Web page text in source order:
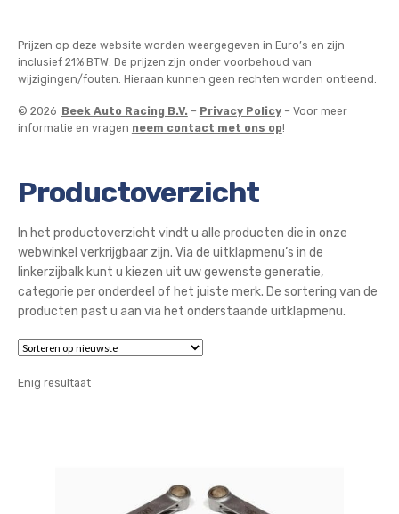
Productoverzicht
In het productoverzicht vindt u alle producten die in onze
webwinkel verkrijgbaar zijn. Via de uitklapmenu’s in de
linkerzijbalk kunt u kiezen uit uw gewenste generatie,
categorie per onderdeel of het juiste merk. De sortering van de
producten past u aan via het onderstaande uitklapmenu.
Enig resultaat
Prijzen op deze website worden weergegeven in Euro’s en zijn
inclusief 21% BTW. De prijzen zijn onder voorbehoud van
wijzigingen/fouten. Hieraan kunnen geen rechten worden ontleend.
© 2026 Beek Auto Racing B.V. – Privacy Policy– Voor meer
informatie en vragen neem contact met ons op!